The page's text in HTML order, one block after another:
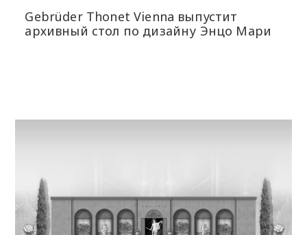
Gebrüder Thonet Vienna выпустит
архивный стол по дизайну Энцо Мари